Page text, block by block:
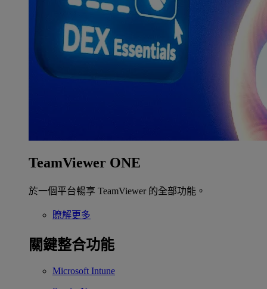
TeamViewer ONE
於一個平台暢享 TeamViewer 的全部功能。
瞭解更多
關鍵整合功能
Microsoft Intune